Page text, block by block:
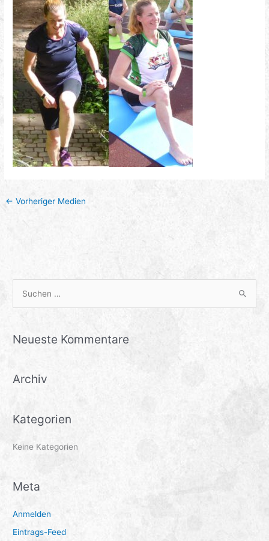
← Vorheriger Medien
h
n
c
h
Neueste Kommentare
Archiv
Kategorien
Keine Kategorien
Meta
Anmelden
Eintrags-Feed